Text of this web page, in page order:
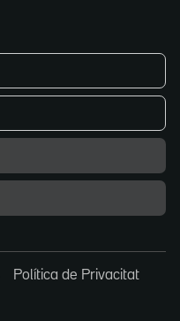
Política de Privacitat